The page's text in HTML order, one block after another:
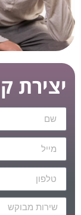
יצירת